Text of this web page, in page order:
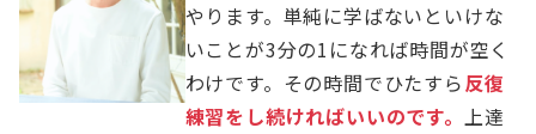
やります。単純に学ばないといけな
いことが3分の1になれば時間が空く
わけです。その時間でひたすら反復
練習をし続ければいいのです。 上達